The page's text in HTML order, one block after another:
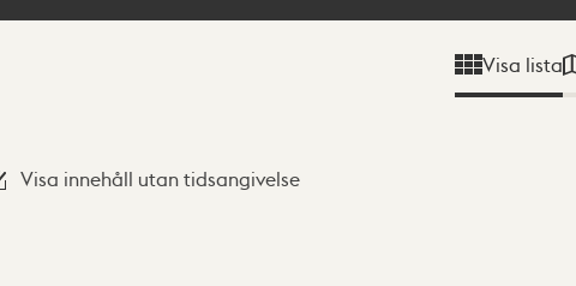
Visa lista
Visa innehåll utan tidsangivelse